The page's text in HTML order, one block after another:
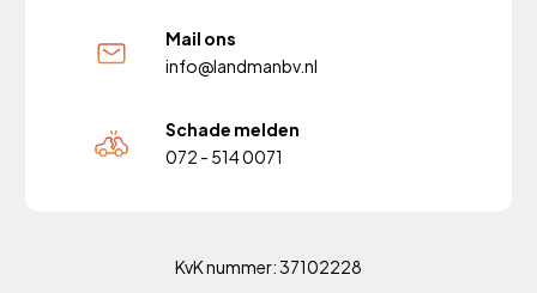
Mail ons
info@landmanbv.nl
Schade melden
072 - 514 0071
KvK nummer: 37102228